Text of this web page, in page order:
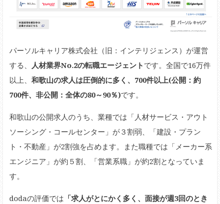
パーソルキャリア株式会社（旧：インテリジェンス）が運営
する、 人材業界No.2の転職エージェント です。全国で16万件
以上、 和歌山の求人は圧倒的に多く、700件以上(公開：約
700件、非公開：全体の80～90％)です。
和歌山の公開求人のうち、業種では「人材サービス・アウト
ソーシング・コールセンター」が３割弱、「建設・プラン
ト・不動産」が2割強を占めます。また職種では「メーカー系
エンジニア」が約５割、「営業系職」が約2割となっていま
す。
dodaの評価では 「求人がとにかく多く、面接が週3回のとき